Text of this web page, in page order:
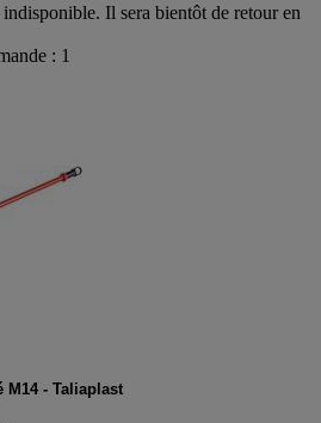
Il sera bientôt de retour en
: 1
M14 - Taliaplast